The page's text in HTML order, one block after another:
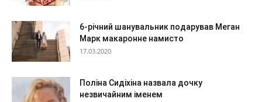
6-річний шанувальник подарував Меган
Марк макаронне намисто
17.03.2020
Поліна Сидіхіна назвала дочку
незвичайним іменем